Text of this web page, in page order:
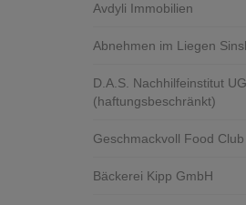
Avdyli Immobilien
Abnehmen im Liegen
D.A.S. Nachhilfeinstitut UG
(haftungsbeschränkt)
Geschmackvoll Food Club
Bäckerei Kipp GmbH